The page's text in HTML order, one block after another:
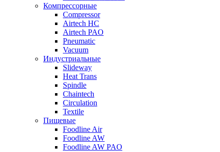
Компрессорные
Compressor
Airtech HC
Airtech PAO
Pneumatic
Vacuum
Индустриальные
Slideway
Heat Trans
Spindle
Chaintech
Circulation
Textile
Пищевые
Foodline Air
Foodline AW
Foodline AW PAO